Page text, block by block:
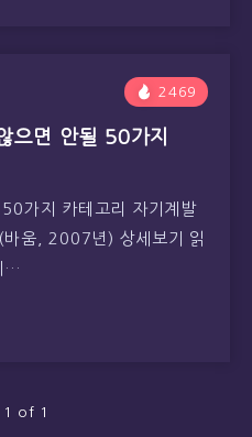
2469
으면 안될 50가지
가지 카테고리 자기계발
바움, 2007년) 상세보기 읽
…
1 of 1